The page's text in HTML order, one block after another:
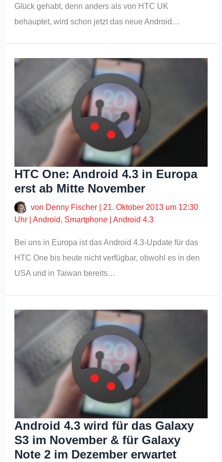
Glück gehabt, denn anders als von HTC UK
behauptet, wird schon jetzt das neue Android…
HTC One: Android 4.3 in Europa
erst ab Mitte November
von Denny Fischer
21. Oktober 2013 um 12:30
Uhr |Android, Smartphone |Android 4.3
Bei uns in Europa ist das Android 4.3-Update für das
HTC One bis heute nicht verfügbar, obwohl es in den
USA und in Taiwan bereits…
Android 4.3 wird für das Galaxy
S3 im November & für Galaxy
Note 2 im Dezember erwartet